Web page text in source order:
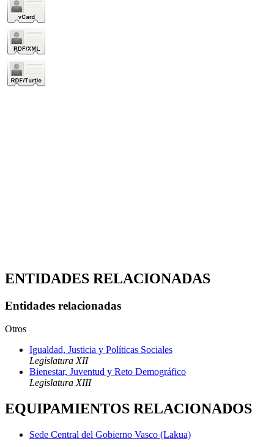
ENTIDADES RELACIONADAS
Entidades relacionadas
Otros
Igualdad, Justicia y Políticas Sociales
Legislatura XII
Bienestar, Juventud y Reto Demográfico
Legislatura XIII
EQUIPAMIENTOS RELACIONADOS
Sede Central del Gobierno Vasco (Lakua)